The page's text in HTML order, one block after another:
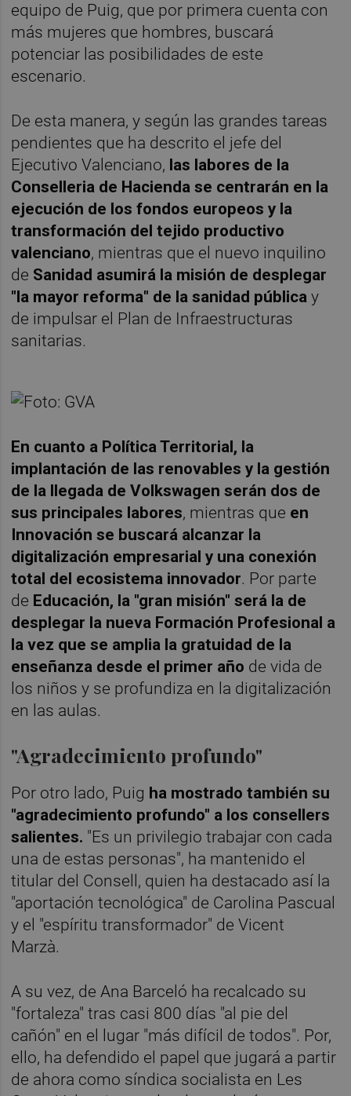
equipo de Puig, que por primera cuenta con
más mujeres que hombres, buscará
potenciar las posibilidades de este
escenario.
De esta manera, y según las grandes tareas
pendientes que ha descrito el jefe del
Ejecutivo Valenciano, las labores de la
Conselleria de Hacienda se centrarán en la
ejecución de los fondos europeos y la
transformación del tejido productivo
valenciano, mientras que el nuevo inquilino
de Sanidad asumirá la misión de desplegar
"la mayor reforma" de la sanidad pública y
de impulsar el Plan de Infraestructuras
sanitarias.
En cuanto a Política Territorial, la
implantación de las renovables y la gestión
de la llegada de Volkswagen serán dos de
sus principales labores, mientras que en
Innovación se buscará alcanzar la
digitalización empresarial y una conexión
total del ecosistema innovador. Por parte
de Educación, la "gran misión" será la de
desplegar la nueva Formación Profesional a
la vez que se amplia la gratuidad de la
enseñanza desde el primer año de vida de
los niños y se profundiza en la digitalización
en las aulas.
"Agradecimiento profundo"
Por otro lado, Puig ha mostrado también su
"agradecimiento profundo" a los consellers
salientes. "Es un privilegio trabajar con cada
una de estas personas", ha mantenido el
titular del Consell, quien ha destacado así la
"aportación tecnológica" de Carolina Pascual
y el "espíritu transformador" de Vicent
Marzà.
A su vez, de Ana Barceló ha recalcado su
"fortaleza" tras casi 800 días "al pie del
cañón" en el lugar "más difícil de todos". Por,
ello, ha defendido el papel que jugará a partir
de ahora como síndica socialista en Les